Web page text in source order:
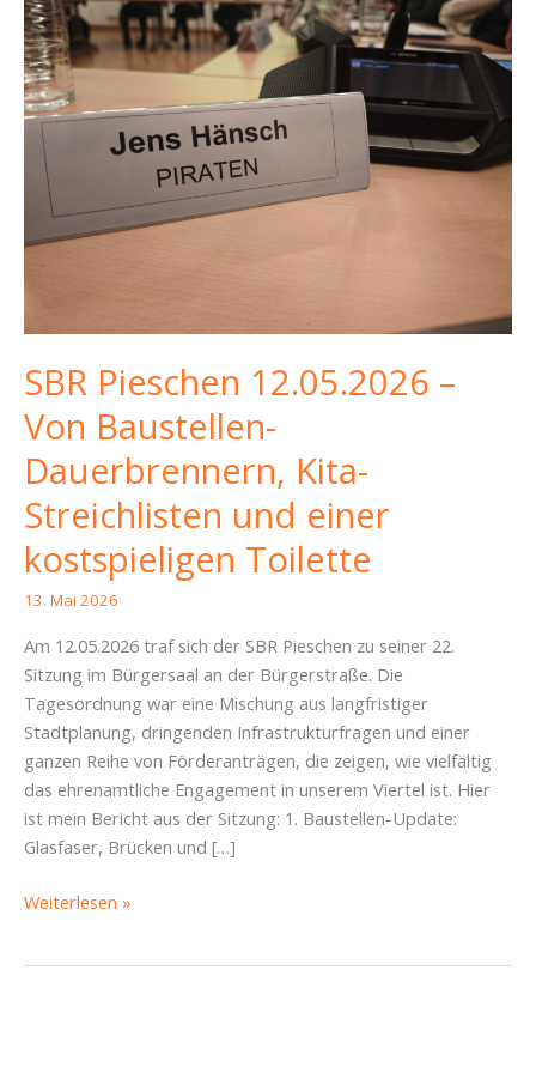
SBR Pieschen 12.05.2026 –
Von Baustellen-
Dauerbrennern, Kita-
Streichlisten und einer
kostspieligen Toilette
13. Mai 2026
Am 12.05.2026 traf sich der SBR Pieschen zu seiner 22.
Sitzung im Bürgersaal an der Bürgerstraße. Die
Tagesordnung war eine Mischung aus langfristiger
Stadtplanung, dringenden Infrastrukturfragen und einer
ganzen Reihe von Förderanträgen, die zeigen, wie vielfältig
das ehrenamtliche Engagement in unserem Viertel ist. Hier
ist mein Bericht aus der Sitzung: 1. Baustellen-Update:
Glasfaser, Brücken und […]
SBR
Weiterlesen »